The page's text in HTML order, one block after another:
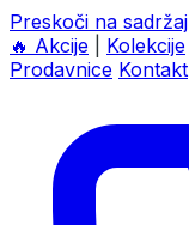
Preskoči na sadržaj
🔥 Akcije Kolekcije
Prodavnice Kontakt